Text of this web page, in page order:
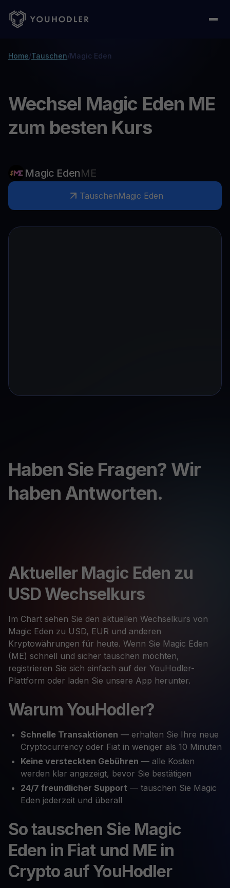
Home/Tauschen/Magic Eden
Wechsel Magic Eden ME
zum besten Kurs
Magic EdenME
TauschenMagic Eden
Haben Sie Fragen? Wir
haben Antworten.
Aktueller Magic Eden zu
USD Wechselkurs
Im Chart sehen Sie den aktuellen Wechselkurs von
Magic Eden zu USD, EUR und anderen
Kryptowährungen für heute. Wenn Sie Magic Eden
(ME) schnell und sicher tauschen möchten,
registrieren Sie sich einfach auf der YouHodler-
Plattform oder laden Sie unsere App herunter.
Warum YouHodler?
Schnelle Transaktionen — erhalten Sie Ihre neue
Cryptocurrency oder Fiat in weniger als 10 Minuten
Keine versteckten Gebühren — alle Kosten
werden klar angezeigt, bevor Sie bestätigen
24/7 freundlicher Support — tauschen Sie Magic
Eden jederzeit und überall
So tauschen Sie Magic
Eden in Fiat und ME in
Crypto auf YouHodler